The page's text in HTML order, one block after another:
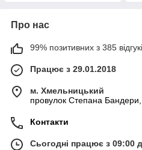
Про нас
99% позитивних з 385
Працює з 29.01.2018
м. Хмельницький
провулок Степана
Контакти
Сьогодні працює з 09:00